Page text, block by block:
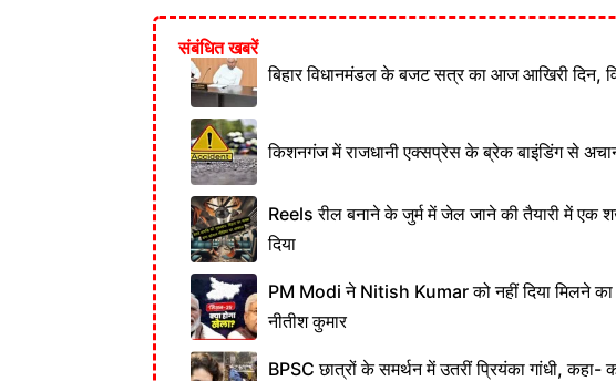
संबंधित खबरें
बिहार विधानमंडल के बजट सत्र का आज आखिरी दिन,
किशनगंज में राजधानी एक्सप्रेस के ब्रेक बाइंडिंग से
Reels रील बनाने के जुर्म में जेल जाने की तैयारी में
दिया
PM Modi ने Nitish Kumar को नहीं दिया मिलने
नीतीश कुमार
BPSC छात्रों के समर्थन में उतरीं प्रियंका गांधी, कहा-